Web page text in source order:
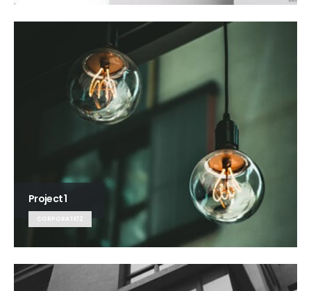
Project 1
CORPORATE12